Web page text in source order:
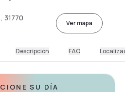
31770
Ver mapa
Descripción FAQ
SU DÍA